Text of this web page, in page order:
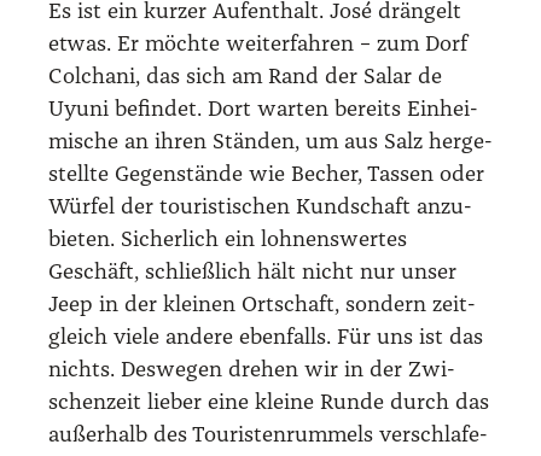
Es ist ein kur­zer Auf­ent­halt. José drän­gelt
etwas. Er möch­te wei­ter­fah­ren – zum Dorf
Colcha­ni, das sich am Rand der Salar de
Uyu­ni befin­det. Dort war­ten bereits Ein­hei­
mi­sche an ihren Stän­den, um aus Salz her­ge­
stell­te Gegen­stän­de wie Becher, Tas­sen oder
Wür­fel der tou­ris­ti­schen Kund­schaft anzu­
bie­ten. Sicher­lich ein loh­nens­wer­tes
Geschäft, schließ­lich hält nicht nur unser
Jeep in der klei­nen Ort­schaft, son­dern zeit­
gleich vie­le ande­re eben­falls. Für uns ist das
nichts. Des­we­gen dre­hen wir in der Zwi­
schen­zeit lie­ber eine klei­ne Run­de durch das
außer­halb des Tou­ris­ten­rum­mels ver­schla­fe­